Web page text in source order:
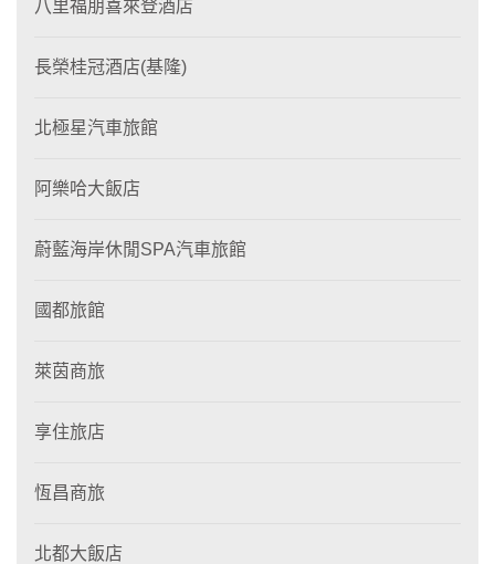
八里福朋喜來登酒店
長榮桂冠酒店(基隆)
北極星汽車旅館
阿樂哈大飯店
蔚藍海岸休閒SPA汽車旅館
國都旅館
萊茵商旅
享住旅店
恆昌商旅
北都大飯店